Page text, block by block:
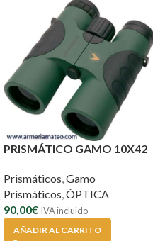
PRISMÁTICO GAMO 10X42
Prismáticos Gamo
Prismáticos ÓPTICA
90,00€ IVA incluido
AÑADIR AL CARRITO